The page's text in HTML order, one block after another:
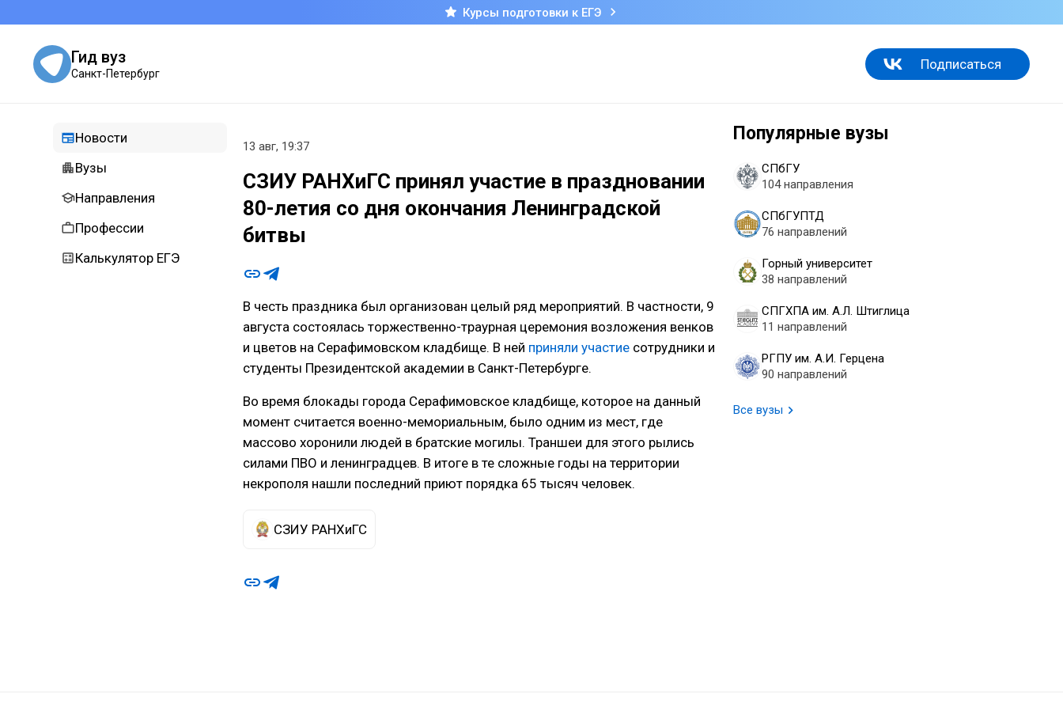
Курсы подготовки к ЕГЭ
Гид вуз
Санкт-Петербург
Подписаться
Новости
Вузы
Направления
Профессии
Калькулятор ЕГЭ
Популярные вузы
СПбГУ
104 направления
СПбГУПТД
76 направлений
Горный университет
38 направлений
СПГХПА им. А.Л. Штиглица
11 направлений
РГПУ им. А.И. Герцена
90 направлений
Все вузы
13 авг, 19:37
СЗИУ РАНХиГС принял участие в праздновании
80-летия со дня окончания Ленинградской
битвы
В честь праздника был организован целый ряд мероприятий. В частности, 9
августа состоялась торжественно-траурная церемония возложения венков
и цветов на Серафимовском кладбище. В ней приняли участие сотрудники и
студенты Президентской академии в Санкт-Петербурге.
Во время блокады города Серафимовское кладбище, которое на данный
момент считается военно-мемориальным, было одним из мест, где
массово хоронили людей в братские могилы. Траншеи для этого рылись
силами ПВО и ленинградцев. В итоге в те сложные годы на территории
некрополя нашли последний приют порядка 65 тысяч человек.
СЗИУ РАНХиГС